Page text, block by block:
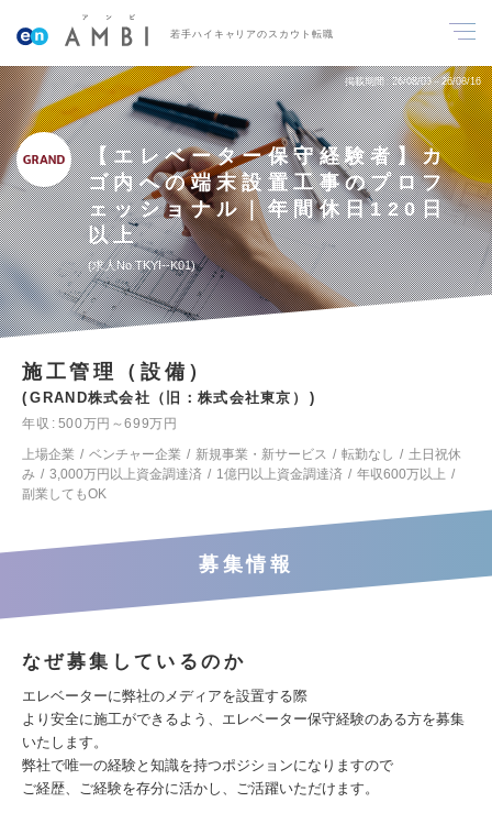
若手ハイキャリアのスカウト転職
掲載期間 26/08/03～26/08/16
【エレベーター保守経験者】カ
ゴ内への端末設置工事のプロフ
ェッショナル｜年間休日120日
以上
求人No.TKYI--K01
施工管理（設備）
GRAND株式会社（旧：株式会社東京）
年収
500万円～699万円
上場企業
ベンチャー企業 新規事業・新サービス 転勤なし
土日祝休
み
3,000万円以上資金調達済 1億円以上資金調達済
年収600万以上
副業してもOK
募集情報
なぜ募集しているのか
エレベーターに弊社のメディアを設置する際
より安全に施工ができるよう、エレベーター保守経験のある方を募集
いたします。
弊社で唯一の経験と知識を持つポジションになりますので
ご経歴、ご経験を存分に活かし、ご活躍いただけます。